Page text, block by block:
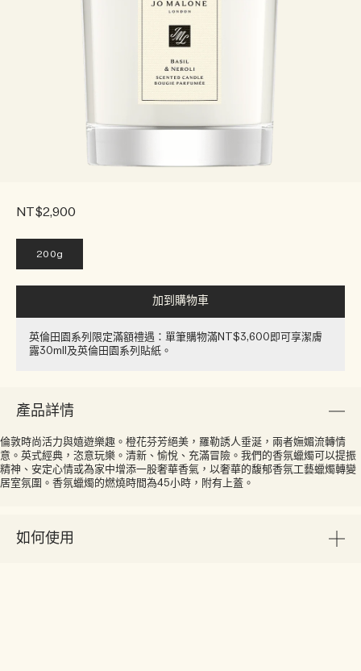
NT$2,900
200g
加到購物車
英倫田園系列限定滿額禮遇：單筆購物滿NT$3,600即可享潔膚
露30ml​l​​及英倫田園系列貼紙​。
產品詳情
倫敦時尚活力與嬉遊樂趣。橙花芬芳絕美，羅勒誘人垂涎，兩者嫵媚流轉情
意。英式經典，恣意玩樂。清新、愉悅、充滿冒險。我們的香氛蠟燭可以提振
精神、安定心情或為家中增添一股奢華香氣，以奢華的馥郁香氛工藝蠟燭轉變
居室氛圍。香氛蠟燭的燃燒時間為45小時，附有上蓋。
如何使用